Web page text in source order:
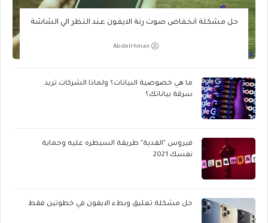
حل مشكلة انخفاض صوت رنة الايفون عند النظر الي الشاشة
Abdelrhman
ما هي خصوصية البيانات؟ ولماذا الشركات تريد
سرقة بياناتك؟
فيروس "الفدية" طريقة السيطره عليه وحماية
نفسك 2021
حل مشكلة تعليق وبطء الايفون في خطوتين فقط